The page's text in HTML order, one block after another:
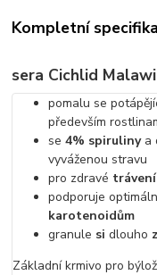
Kompletní
sera Cichlid
pomalu se
především
se4% spirulinya
vyváženou stravu
pro zdravé trávení
podporuje
karotenoidům
granule si dlouho
Základní krmivo pro